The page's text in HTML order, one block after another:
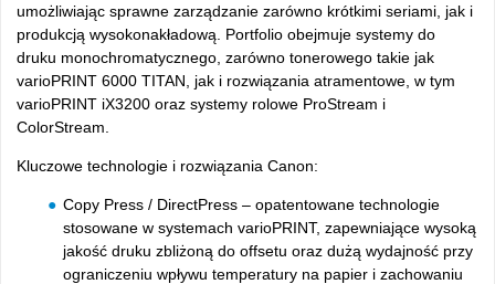
umożliwiając sprawne zarządzanie zarówno krótkimi seriami, jak i
produkcją wysokonakładową. Portfolio obejmuje systemy do
druku monochromatycznego, zarówno tonerowego takie jak
varioPRINT 6000 TITAN, jak i rozwiązania atramentowe, w tym
varioPRINT iX3200 oraz systemy rolowe ProStream i
ColorStream.
Kluczowe technologie i rozwiązania Canon:
Copy Press / DirectPress – opatentowane technologie
stosowane w systemach varioPRINT, zapewniające wysoką
jakość druku zbliżoną do offsetu oraz dużą wydajność przy
ograniczeniu wpływu temperatury na papier i zachowaniu